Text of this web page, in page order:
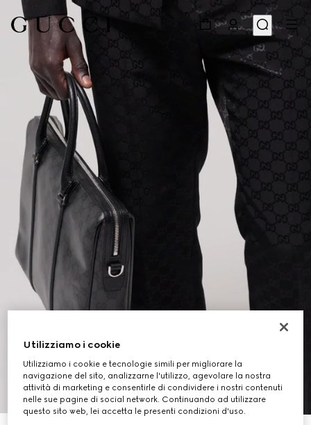
10
Utilizziamo i cookie
Utilizziamo i cookie e tecnologie simili per migliorare la
navigazione del sito, analizzarne l'utilizzo, agevolare la nostra
attività di marketing e consentirle di condividere i nostri contenuti
nelle sue pagine di social network. Continuando ad utilizzare
questo sito web, lei accetta le presenti condizioni d'uso.